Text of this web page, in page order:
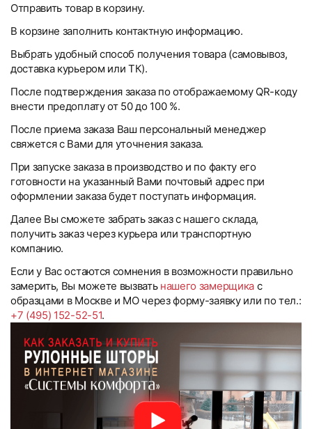
Отправить товар в корзину.
В корзине заполнить контактную информацию.
Выбрать удобный способ получения товара (самовывоз,
доставка курьером или ТК).
После подтверждения заказа по отображаемому QR-коду
внести предоплату от 50 до 100 %.
После приема заказа Ваш персональный менеджер
свяжется с Вами для уточнения заказа.
При запуске заказа в производство и по факту его
готовности на указанный Вами почтовый адрес при
оформлении заказа будет поступать информация.
Далее Вы сможете забрать заказ с нашего склада,
получить заказ через курьера или транспортную
компанию.
Если у Вас остаются сомнения в возможности правильно
замерить, Вы можете вызвать нашего замерщикас
образцами в Москве и МО через форму-заявку или по тел.:
+7 (495) 152-52-51.